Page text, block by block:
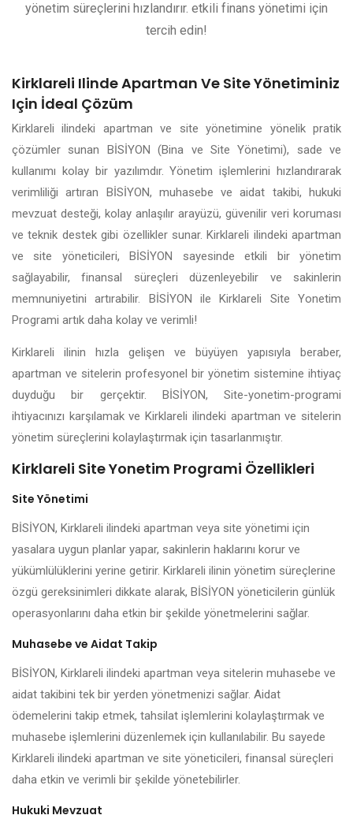
yönetim süreçlerini hızlandırır. etkili finans yönetimi için
tercih edin!
Kirklareli Ilinde Apartman Ve Site Yönetiminiz
Için İdeal Çözüm
Kirklareli ilindeki apartman ve site yönetimine yönelik pratik
çözümler sunan BİSİYON (Bina ve Site Yönetimi), sade ve
kullanımı kolay bir yazılımdır. Yönetim işlemlerini hızlandırarak
verimliliği artıran BİSİYON, muhasebe ve aidat takibi, hukuki
mevzuat desteği, kolay anlaşılır arayüzü, güvenilir veri koruması
ve teknik destek gibi özellikler sunar. Kirklareli ilindeki apartman
ve site yöneticileri, BİSİYON sayesinde etkili bir yönetim
sağlayabilir, finansal süreçleri düzenleyebilir ve sakinlerin
memnuniyetini artırabilir. BİSİYON ile Kirklareli Site Yonetim
Programi artık daha kolay ve verimli!
Kirklareli ilinin hızla gelişen ve büyüyen yapısıyla beraber,
apartman ve sitelerin profesyonel bir yönetim sistemine ihtiyaç
duyduğu bir gerçektir. BİSİYON, Site-yonetim-programi
ihtiyacınızı karşılamak ve Kirklareli ilindeki apartman ve sitelerin
yönetim süreçlerini kolaylaştırmak için tasarlanmıştır.
Kirklareli Site Yonetim Programi Özellikleri
Site Yönetimi
BİSİYON, Kirklareli ilindeki apartman veya site yönetimi için
yasalara uygun planlar yapar, sakinlerin haklarını korur ve
yükümlülüklerini yerine getirir. Kirklareli ilinin yönetim süreçlerine
özgü gereksinimleri dikkate alarak, BİSİYON yöneticilerin günlük
operasyonlarını daha etkin bir şekilde yönetmelerini sağlar.
Muhasebe ve Aidat Takip
BİSİYON, Kirklareli ilindeki apartman veya sitelerin muhasebe ve
aidat takibini tek bir yerden yönetmenizi sağlar. Aidat
ödemelerini takip etmek, tahsilat işlemlerini kolaylaştırmak ve
muhasebe işlemlerini düzenlemek için kullanılabilir. Bu sayede
Kirklareli ilindeki apartman ve site yöneticileri, finansal süreçleri
daha etkin ve verimli bir şekilde yönetebilirler.
Hukuki Mevzuat